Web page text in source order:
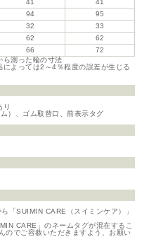
94
95
32
33
62
62
66
72
測った輪の寸法
よっては2～4％程度の誤差が生じる
り
）、ゴム取替口、前表示タグ
「SUIMIN CARE（スイミンケア）」
CARE」のネームタグが混在するこ
のでご容赦いただきますよう、お願い